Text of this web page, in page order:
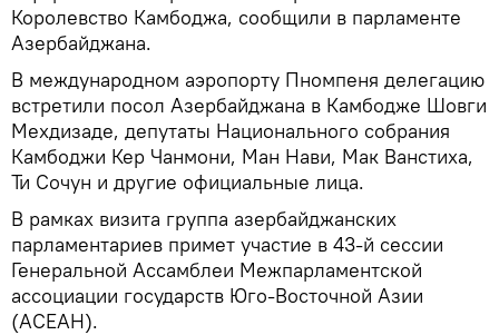
Королевство Камбоджа, сообщили в парламенте
Азербайджана.
В международном аэропорту Пномпеня делегацию
встретили посол Азербайджана в Камбодже Шовги
Мехдизаде, депутаты Национального собрания
Камбоджи Кер Чанмони, Ман Нави, Мак Ванстиха,
Ти Сочун и другие официальные лица.
В рамках визита группа азербайджанских
парламентариев примет участие в 43-й сессии
Генеральной Ассамблеи Межпарламентской
ассоциации государств Юго-Восточной Азии
(АСЕАН).